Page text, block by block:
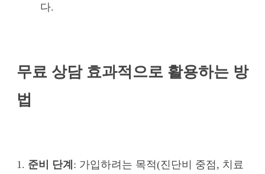
다.
무료 상담 효과적으로 활용하는 방
법
1. 준비 단계 : 가입하려는 목적(진단비 중점, 치료